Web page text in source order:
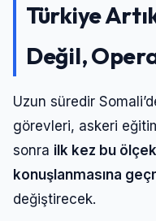
Türkiye
Değil,
Uzun süredir
görevleri, askeri
sonra ilk kez bu
konuşlanmasına
değiştirecek.